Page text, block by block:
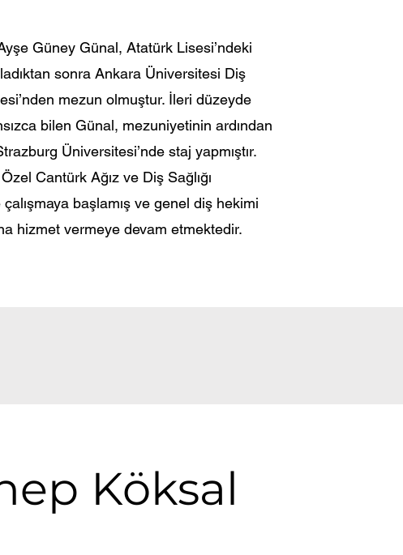
Güney Günal, Atatürk Lisesi’ndeki
sonra Ankara Üniversitesi Diş
mezun olmuştur. İleri düzeyde
bilen Günal, mezuniyetinin ardından
Üniversitesi’nde staj yapmıştır.
Cantürk Ağız ve Diş Sağlığı
çalışmaya başlamış ve genel diş hekimi
hizmet vermeye devam etmektedir.
Köksal